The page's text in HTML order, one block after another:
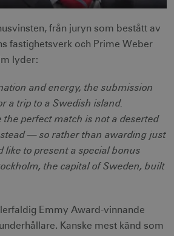
från juryn som bestått av
fastighetsverk och Prime Weber
lyder:
and energy, the submission
a trip to a Swedish island.
the perfect match is not a deserted
— so rather than awarding just
like to present a special bonus
the capital of Sweden, built
Emmy Award-vinnande
Kanske mest känd som